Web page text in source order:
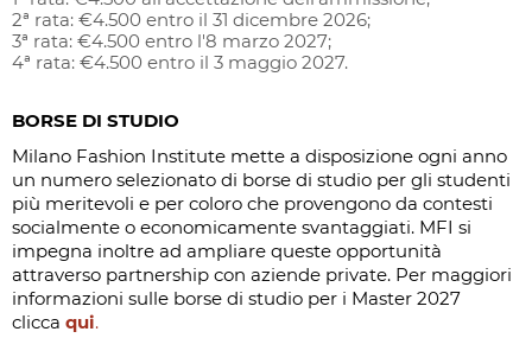
2ª rata: €4.500 entro il 31 dicembre 2026;
3ª rata: €4.500 entro l'8 marzo 2027;
4ª rata: €4.500 entro il 3 maggio 2027.
BORSE DI STUDIO
Milano Fashion Institute mette a disposizione ogni anno
un numero selezionato di borse di studio per gli studenti
più meritevoli e per coloro che provengono da contesti
socialmente o economicamente svantaggiati. MFI si
impegna inoltre ad ampliare queste opportunità
attraverso partnership con aziende private. Per maggiori
informazioni sulle borse di studio per i Master 2027
clicca qui.